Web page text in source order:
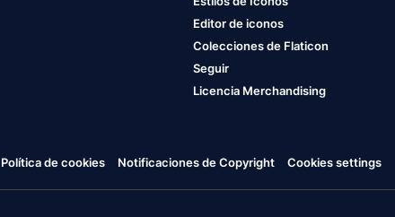
Editor de iconos
Colecciones de Flaticon
Seguir
Licencia Merchandising
Política de cookies Notificaciones de Copyright Cookies settings